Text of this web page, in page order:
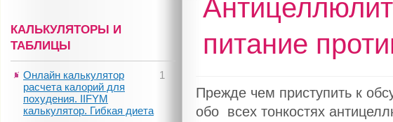
питание
Прежде чем приступить к
обо всех тонкостях
КАЛЬКУЛЯТОРЫ И
ТАБЛИЦЫ
1
Онлайн калькулятор
расчета калорий для
похудения. IIFYM
калькулятор. Гибкая диета